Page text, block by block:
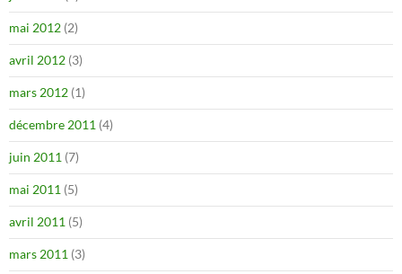
mai 2012 (2)
avril 2012 (3)
mars 2012 (1)
décembre 2011 (4)
juin 2011 (7)
mai 2011 (5)
avril 2011 (5)
mars 2011 (3)